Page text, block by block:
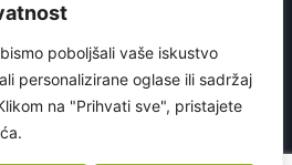
poboljšali vaše iskustvo
personalizirane oglase ili sadržaj
na "Prihvati sve", pristajete
i